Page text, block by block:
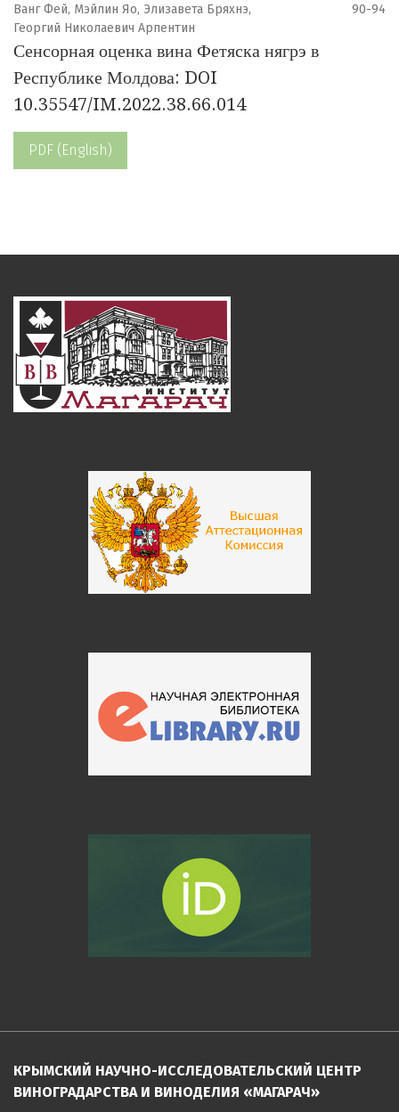
Ванг Фей, Мэйлин Яо, Элизавета Бряхнэ,
Георгий Николаевич Арпентин
90-94
Сенсорная оценка вина Фетяска нягрэ в
Республике Молдова: DOI
10.35547/IM.2022.38.66.014
PDF (English)
КРЫМСКИЙ НАУЧНО-ИССЛЕДОВАТЕЛЬСКИЙ ЦЕНТР
ВИНОГРАДАРСТВА И ВИНОДЕЛИЯ «МАГАРАЧ»